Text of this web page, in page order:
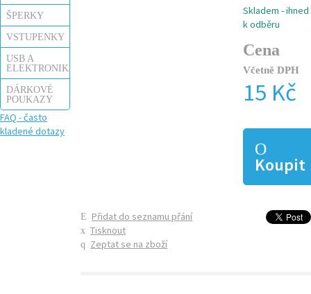
ŠPERKY
VSTUPENKY
USB A
ELEKTRONIKA
DÁRKOVÉ
POUKAZY
FAQ - často
kladené dotazy
Skladem - ihned
k odběru
Cena
Včetně DPH
15 Kč
Koupit
Přidat do seznamu přání
Tisknout
Zeptat se na zboží